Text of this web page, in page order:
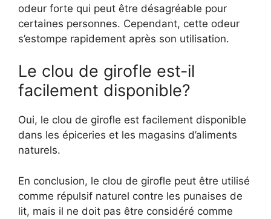
odeur forte qui peut être désagréable pour
certaines personnes. Cependant, cette odeur
s’estompe rapidement après son utilisation.
Le clou de girofle est-il
facilement disponible?
Oui, le clou de girofle est facilement disponible
dans les épiceries et les magasins d’aliments
naturels.
En conclusion, le clou de girofle peut être utilisé
comme répulsif naturel contre les punaises de
lit, mais il ne doit pas être considéré comme